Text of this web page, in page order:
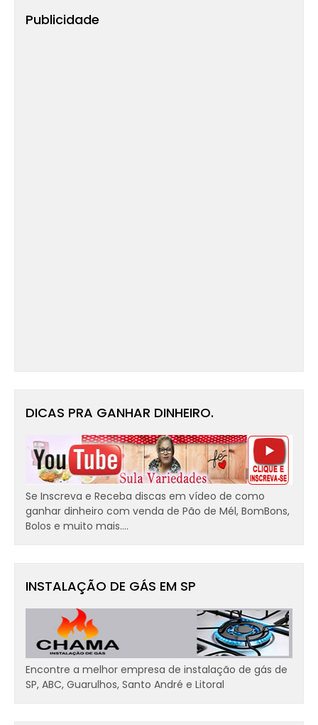
Publicidade
DICAS PRA GANHAR DINHEIRO.
Se Inscreva e Receba discas em vídeo de como
ganhar dinheiro com venda de Pão de Mél, BomBons,
Bolos e muito mais....
INSTALAÇÃO DE GÁS EM SP
Encontre a melhor empresa de instalação de gás de
SP, ABC, Guarulhos, Santo André e Litoral